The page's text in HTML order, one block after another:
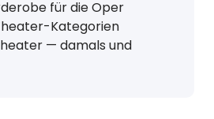
für die Oper
Kategorien
— damals und